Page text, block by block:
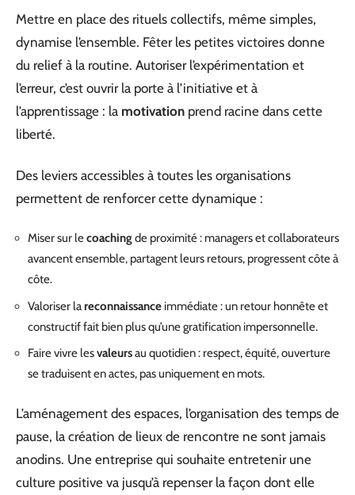
Mettre en place des rituels collectifs, même simples,
dynamise l’ensemble. Fêter les petites victoires donne
du relief à la routine. Autoriser l’expérimentation et
l’erreur, c’est ouvrir la porte à l’initiative et à
l’apprentissage : la motivation prend racine dans cette
liberté.
Des leviers accessibles à toutes les organisations
permettent de renforcer cette dynamique :
Miser sur lecoachingde proximité : managers et collaborateurs
avancent ensemble, partagent leurs retours, progressent côte à
côte.
Valoriser lareconnaissance immédiate : un retour honnête et
constructif fait bien plus qu’une gratification impersonnelle.
Faire vivre lesvaleursau quotidien : respect, équité, ouverture
se traduisent en actes, pas uniquement en mots.
L’aménagement des espaces, l’organisation des temps de
pause, la création de lieux de rencontre ne sont jamais
anodins. Une entreprise qui souhaite entretenir une
culture positive va jusqu’à repenser la façon dont elle